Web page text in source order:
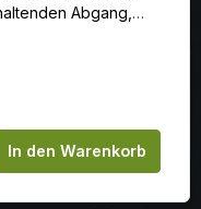
Abgang,
an tropische
den
In den Warenkorb